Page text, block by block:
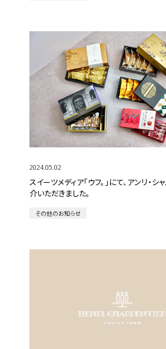
2024.05.02
スイーツメディア「ウフ。」にて、アンリ・
介いただきました。
その他のお知らせ